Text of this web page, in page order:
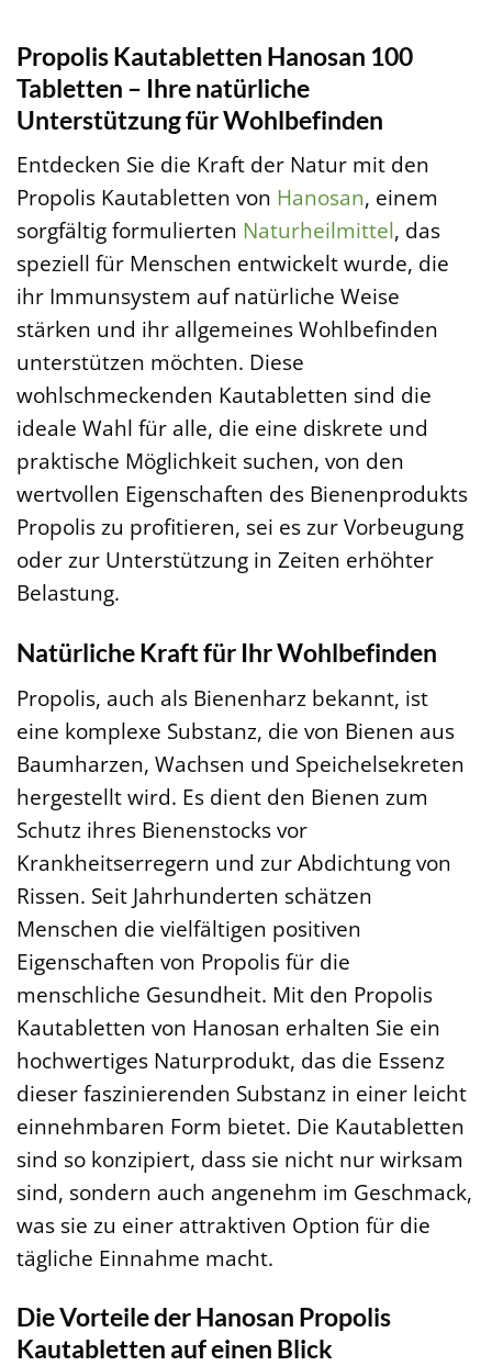
Propolis Kautabletten Hanosan 100
Tabletten – Ihre natürliche
Unterstützung für Wohlbefinden
Entdecken Sie die Kraft der Natur mit den
Propolis Kautabletten von Hanosan, einem
sorgfältig formulierten Naturheilmittel, das
speziell für Menschen entwickelt wurde, die
ihr Immunsystem auf natürliche Weise
stärken und ihr allgemeines Wohlbefinden
unterstützen möchten. Diese
wohlschmeckenden Kautabletten sind die
ideale Wahl für alle, die eine diskrete und
praktische Möglichkeit suchen, von den
wertvollen Eigenschaften des Bienenprodukts
Propolis zu profitieren, sei es zur Vorbeugung
oder zur Unterstützung in Zeiten erhöhter
Belastung.
Natürliche Kraft für Ihr Wohlbefinden
Propolis, auch als Bienenharz bekannt, ist
eine komplexe Substanz, die von Bienen aus
Baumharzen, Wachsen und Speichelsekreten
hergestellt wird. Es dient den Bienen zum
Schutz ihres Bienenstocks vor
Krankheitserregern und zur Abdichtung von
Rissen. Seit Jahrhunderten schätzen
Menschen die vielfältigen positiven
Eigenschaften von Propolis für die
menschliche Gesundheit. Mit den Propolis
Kautabletten von Hanosan erhalten Sie ein
hochwertiges Naturprodukt, das die Essenz
dieser faszinierenden Substanz in einer leicht
einnehmbaren Form bietet. Die Kautabletten
sind so konzipiert, dass sie nicht nur wirksam
sind, sondern auch angenehm im Geschmack,
was sie zu einer attraktiven Option für die
tägliche Einnahme macht.
Die Vorteile der Hanosan Propolis
Kautabletten auf einen Blick